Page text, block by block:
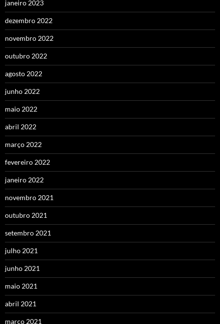
janeiro 2023
dezembro 2022
novembro 2022
outubro 2022
agosto 2022
junho 2022
maio 2022
abril 2022
março 2022
fevereiro 2022
janeiro 2022
novembro 2021
outubro 2021
setembro 2021
julho 2021
junho 2021
maio 2021
abril 2021
março 2021